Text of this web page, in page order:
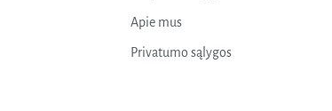
Apie mus
Privatumo sąlygos